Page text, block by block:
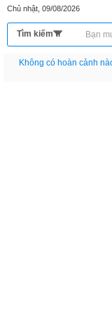
Chủ nhật, 09/08/2026
Nếu như không chịu học